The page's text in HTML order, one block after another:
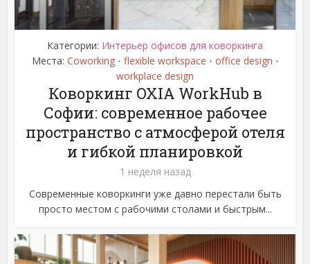
Категории: Интерьер офисов для коворкинга
Места: Coworking • flexible workspace • office design •
workplace design
Коворкинг OXIA WorkHub в
Софии: современное рабочее
пространство с атмосферой отеля
и гибкой планировкой
1 неделя назад
Современные коворкинги уже давно перестали быть
просто местом с рабочими столами и быстрым...